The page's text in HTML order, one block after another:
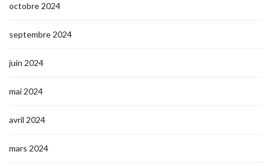
octobre 2024
septembre 2024
juin 2024
mai 2024
avril 2024
mars 2024